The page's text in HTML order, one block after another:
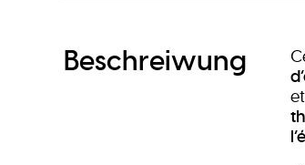
Beschreiwung